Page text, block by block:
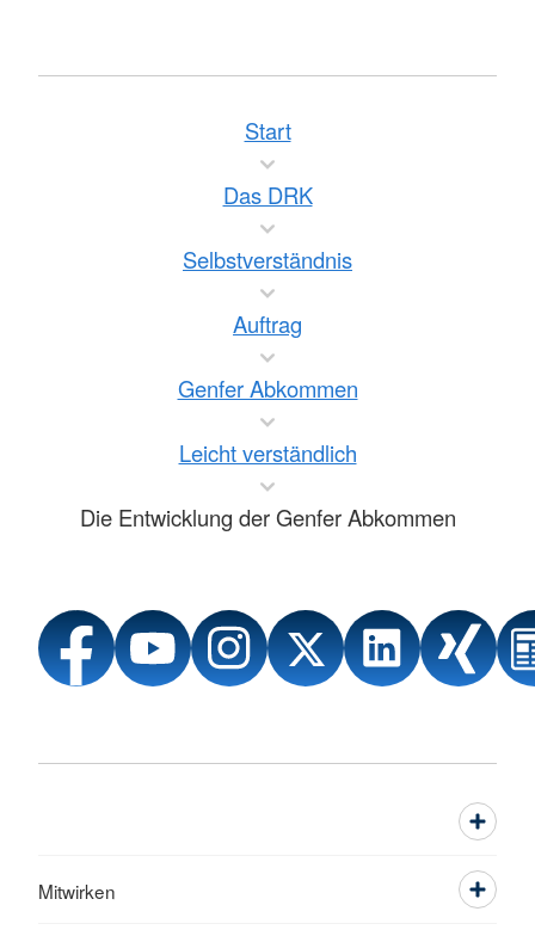
Start
Das DRK
Selbstverständnis
Auftrag
Genfer Abkommen
Leicht verständlich
Die Entwicklung der Genfer Abkommen
Mitwirken